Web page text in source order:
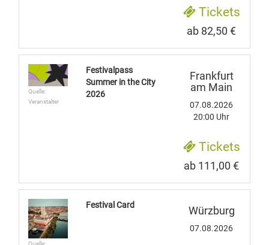
Tickets
ab 82,50 €
Quelle:
Veranstalter
Festivalpass
Summer in the City
2026
Frankfurt
am Main
07.08.2026
20:00 Uhr
Tickets
ab 111,00 €
Quelle:
Festival Card Würzburg
07.08.2026